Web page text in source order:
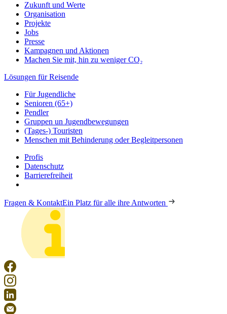
Zukunft und Werte
Organisation
Projekte
Jobs
Presse
Kampagnen und Aktionen
Machen Sie mit, hin zu weniger CO₂
Lösungen für Reisende
Für Jugendliche
Senioren (65+)
Pendler
Gruppen un Jugendbewegungen
(Tages-) Touristen
Menschen mit Behinderung oder Begleitpersonen
Profis
Datenschutz
Barrierefreiheit
Fragen & KontaktEin Platz für alle ihre Antworten